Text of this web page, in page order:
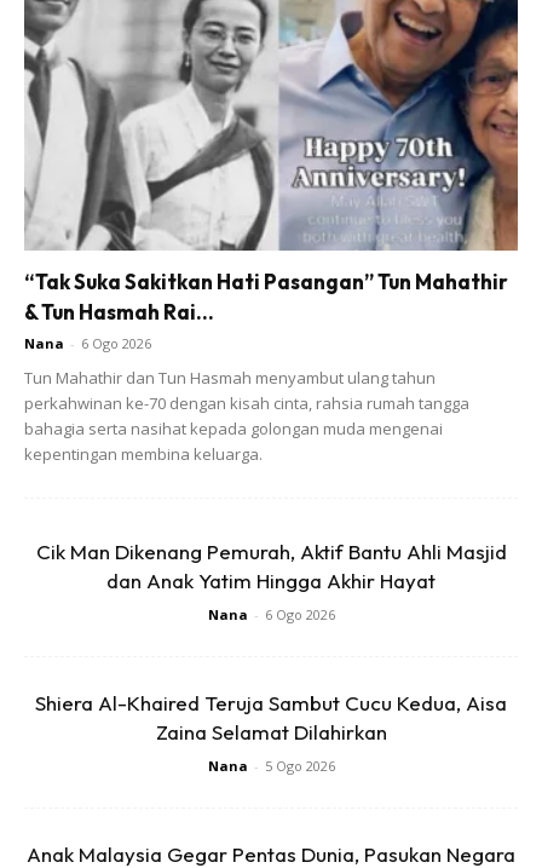
Asar .
7.Berzikir lepas solat Subhanallah 33x , Alhamdulillah 33x ,
Allahuakbar 33x . Jadikan amalan hingga tak boleh
ditinggalkan.
9.Tahan diri dari mengumpat, mengata atau menyakiti hati
orang lain. Jauhi fitnah.
10.Maafkan semua orang setiap kali sebelum tidur .
“Tak Suka Sakitkan Hati Pasangan” Tun Mahathir
& Tun Hasmah Rai...
Nana - 6 Ogo 2026
Tun Mahathir dan Tun Hasmah menyambut ulang tahun
perkahwinan ke-70 dengan kisah cinta, rahsia rumah tangga
bahagia serta nasihat kepada golongan muda mengenai
kepentingan membina keluarga.
Cik Man Dikenang Pemurah, Aktif Bantu Ahli Masjid
dan Anak Yatim Hingga Akhir Hayat
Nana - 6 Ogo 2026
Shiera Al-Khaired Teruja Sambut Cucu Kedua, Aisa
Zaina Selamat Dilahirkan
Nana - 5 Ogo 2026
Anak Malaysia Gegar Pentas Dunia, Pasukan Negara